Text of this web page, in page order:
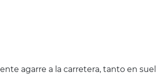
agarre a la carretera, tanto en